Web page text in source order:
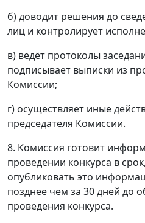
б) доводит решения до
лиц и контролирует
в) ведёт протоколы
подписывает выписки из
Комиссии;
г) осуществляет иные
председателя Комиссии.
8. Комиссия готовит
проведении конкурса в
опубликовать это
позднее чем за 30 дней до
проведения конкурса.